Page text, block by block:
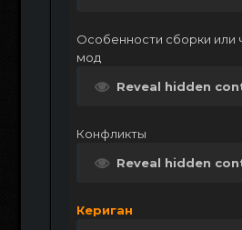
Особенности сборки или
мод
Reveal hidden
Конфликты
Reveal hidden
Кериган